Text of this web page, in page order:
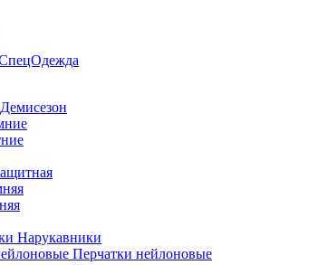
Демисезон
Нарукавники
Перчатки нейлоновые